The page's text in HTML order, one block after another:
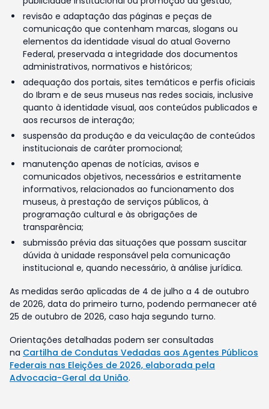
revisão e adaptação das páginas e peças de
comunicação que contenham marcas, slogans ou
elementos da identidade visual do atual Governo
Federal, preservada a integridade dos documentos
administrativos, normativos e históricos;
adequação dos portais, sites temáticos e perfis oficiais
do Ibram e de seus museus nas redes sociais, inclusive
quanto à identidade visual, aos conteúdos publicados e
aos recursos de interação;
suspensão da produção e da veiculação de conteúdos
institucionais de caráter promocional;
manutenção apenas de notícias, avisos e
comunicados objetivos, necessários e estritamente
informativos, relacionados ao funcionamento dos
museus, à prestação de serviços públicos, à
programação cultural e às obrigações de
transparência;
submissão prévia das situações que possam suscitar
dúvida à unidade responsável pela comunicação
institucional e, quando necessário, à análise jurídica.
As medidas serão aplicadas de 4 de julho a 4 de outubro
de 2026, data do primeiro turno, podendo permanecer até
25 de outubro de 2026, caso haja segundo turno.
Orientações detalhadas podem ser consultadas
na Cartilha de Condutas Vedadas aos Agentes Públicos
Federais nas Eleições de 2026, elaborada pela
Advocacia-Geral da União.